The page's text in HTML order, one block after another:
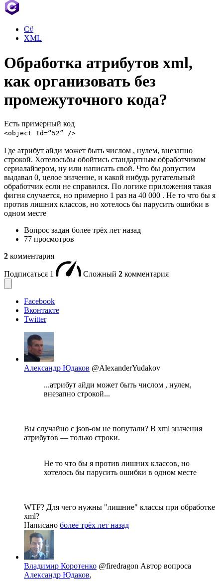
C#
XML
Обработка атрибутов xml,
как организовать без
промежуточного кода?
Есть примерный код
<object Id=“52” />
Где атрибут айди может быть числом , нулем, внезапно
строкой. Хотелосьбы обойтись стандартным обработчиком
сериалайзером, ну или написать свой. Что бы допустим
выдавал 0, целое значение, и какой нибудь ругательный
обработчик если не справился. По логике приложения такая
фигня случается, но примерно 1 раз на 40 000 . Не то что бы я
против лишних классов, но хотелось бы парусить ошибки в
одном месте
Вопрос задан более трёх лет назад
77 просмотров
2 комментария
Подписаться 1 Сложный 2 комментария
Facebook
Вконтакте
Twitter
Александр Юдаков @AlexanderYudakov
...атрибут айди может быть числом , нулем,
внезапно строкой...
Вы случайно с json-ом не попутали? В xml значения
атрибутов — только строки.
Не то что бы я против лишних классов, но
хотелось бы парусить ошибки в одном месте
WTF? Для чего нужны "лишние" классы при обработке
xml?
Написано более трёх лет назад
Владимир Коротенко @firedragon Автор вопроса
Александр Юдаков,